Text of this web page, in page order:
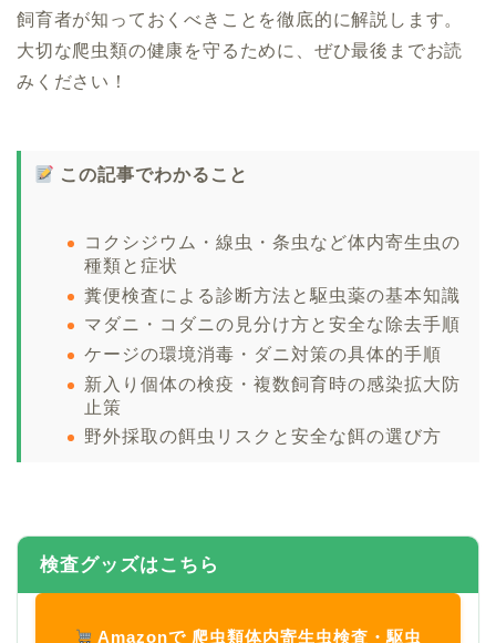
飼育者が知っておくべきことを徹底的に解説します。
大切な爬虫類の健康を守るために、ぜひ最後までお読
みください！
この記事でわかること
コクシジウム・線虫・条虫など体内寄生虫の
種類と症状
糞便検査による診断方法と駆虫薬の基本知識
マダニ・コダニの見分け方と安全な除去手順
ケージの環境消毒・ダニ対策の具体的手順
新入り個体の検疫・複数飼育時の感染拡大防
止策
野外採取の餌虫リスクと安全な餌の選び方
検査グッズはこちら
Amazonで 爬虫類体内寄生虫検査・駆虫